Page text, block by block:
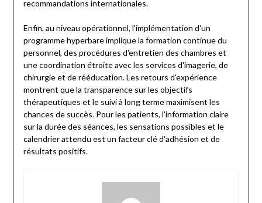
recommandations internationales.
Enfin, au niveau opérationnel, l'implémentation d'un
programme hyperbare implique la formation continue du
personnel, des procédures d'entretien des chambres et
une coordination étroite avec les services d'imagerie, de
chirurgie et de rééducation. Les retours d'expérience
montrent que la transparence sur les objectifs
thérapeutiques et le suivi à long terme maximisent les
chances de succès. Pour les patients, l'information claire
sur la durée des séances, les sensations possibles et le
calendrier attendu est un facteur clé d'adhésion et de
résultats positifs.